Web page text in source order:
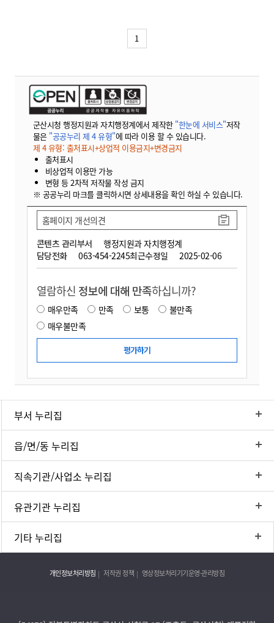
1
군산시청 행정지원과 자치행정계에서 제작한 "한눈에 서비스"저작
물은 "공공누리 제 4 유형"에 따라 이용 할 수 있습니다.
제 4 유형: 출처표시+상업적 이용금지+변경금지
출처표시
비상업적 이용만 가능
변형 등 2차적 저작물 작성 금지
※ 공공누리 마크를 클릭하시면 상세내용을 확인 하실 수 있습니다.
콘텐츠 관리부서
행정지원과 자치행정계
담당전화
063-454-2245최근수정일 2025-02-06
홈페이지 개선의견
열람하신 정보에 대해 만족하십니까?
매우만족 만족 보통
불만족
매우불만족
부서 누리집
읍/면/동 누리집
직속기관/사업소 누리집
유관기관 누리집
기타 누리집
개인정보처리방침 저작권 정책 영상정보처리기기운영·관리방침